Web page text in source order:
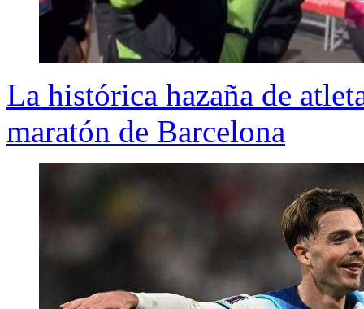
La histórica hazaña de
maratón de Barcelona